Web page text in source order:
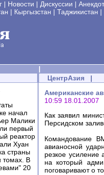
| Новости | Дискуссии |
| Кыргызстан | Таджикистан |
|
начал
Малики
первый
реактор
Хуан
страны
томах. В
20
ЦентрАзия |
Американские
10:59 18.01.2007
Как заявил
Персидском
Командование
авианосной
резкое
на который
поговаривают о